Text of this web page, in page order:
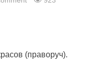
(праворуч).